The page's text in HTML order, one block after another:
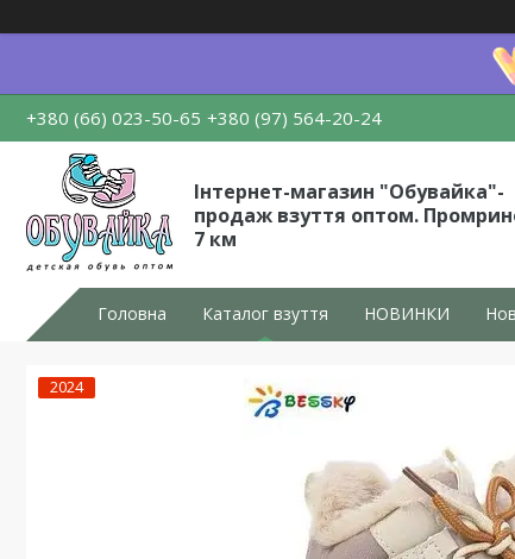
+380 (66) 023-50-65 +380 (97) 564-20-24
Інтернет-магазин "Обувайка"-
продаж взуття оптом.
7 км
Головна Каталог взуття НОВИНКИ
2024